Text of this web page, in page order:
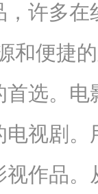
许多
和便捷
选。
视剧
作品。